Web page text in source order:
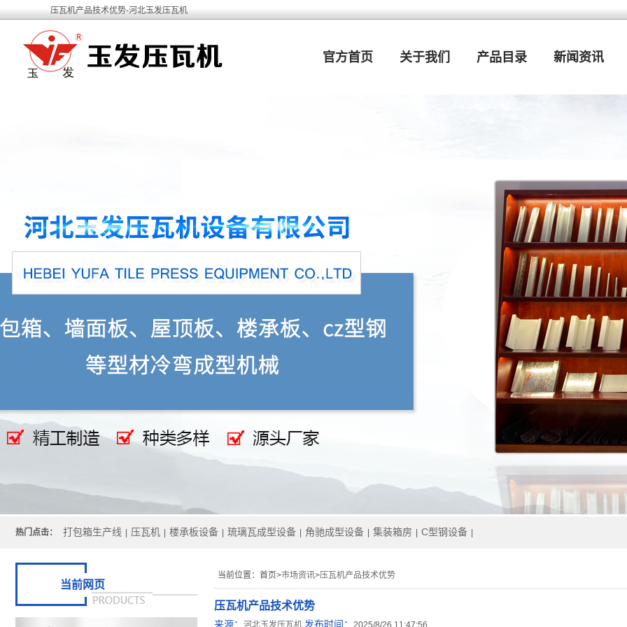
压瓦机产品技术优势-河北玉发压瓦机
官方首页 关于我们 产品目录 新闻资讯
热门点击： 打包箱生产线 压瓦机 楼承板设备 琉璃瓦成型设备 角驰成型设备 集装箱房 C型钢设备
当前位置： 首页>市场资讯>压瓦机产品技术优势
压瓦机产品技术优势
来源： 河北玉发压瓦机 发布时间： 2025/8/26 11:47:56
当前网页